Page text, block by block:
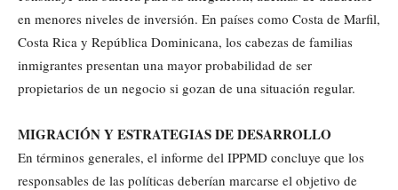
en menores niveles de inversión. En países como Costa de Marfil,
Costa Rica y República Dominicana, los cabezas de familias
inmigrantes presentan una mayor probabilidad de ser
propietarios de un negocio si gozan de una situación regular.
MIGRACIÓN Y ESTRATEGIAS DE DESARROLLO
En términos generales, el informe del IPPMD concluye que los
responsables de las políticas deberían marcarse el objetivo de